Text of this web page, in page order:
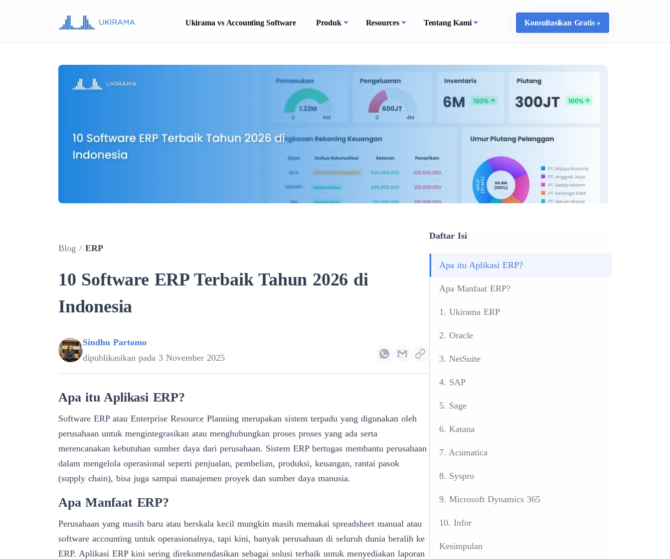
Ukirama vs Accounting Software Produk Resources Tentang Kami Konsultasikan Gratis »
Blog / ERP
10 Software ERP Terbaik Tahun 2026 di
Indonesia
Sindhu Partomo
dipublikasikan pada 3 November 2025
Apa itu Aplikasi ERP?
Software ERP atau Enterprise Resource Planning merupakan sistem terpadu yang digunakan oleh
perusahaan untuk mengintegrasikan atau menghubungkan proses proses yang ada serta
merencanakan kebutuhan sumber daya dari perusahaan. Sistem ERP bertugas membantu perusahaan
dalam mengelola operasional seperti penjualan, pembelian, produksi, keuangan, rantai pasok
(supply chain), bisa juga sampai manajemen proyek dan sumber daya manusia.
Apa Manfaat ERP?
Perusahaan yang masih baru atau berskala kecil mungkin masih memakai spreadsheet manual atau
software accounting untuk operasionalnya, tapi kini, banyak perusahaan di seluruh dunia beralih ke
ERP. Aplikasi ERPkini sering direkomendasikan sebagai solusi terbaik untuk menyediakan laporan
Daftar Isi
Apa itu Aplikasi ERP?
Apa Manfaat ERP?
1. Ukirama ERP
2. Oracle
3. NetSuite
4. SAP
5. Sage
6. Katana
7. Acumatica
8. Syspro
9. Microsoft Dynamics 365
10. Infor
Kesimpulan